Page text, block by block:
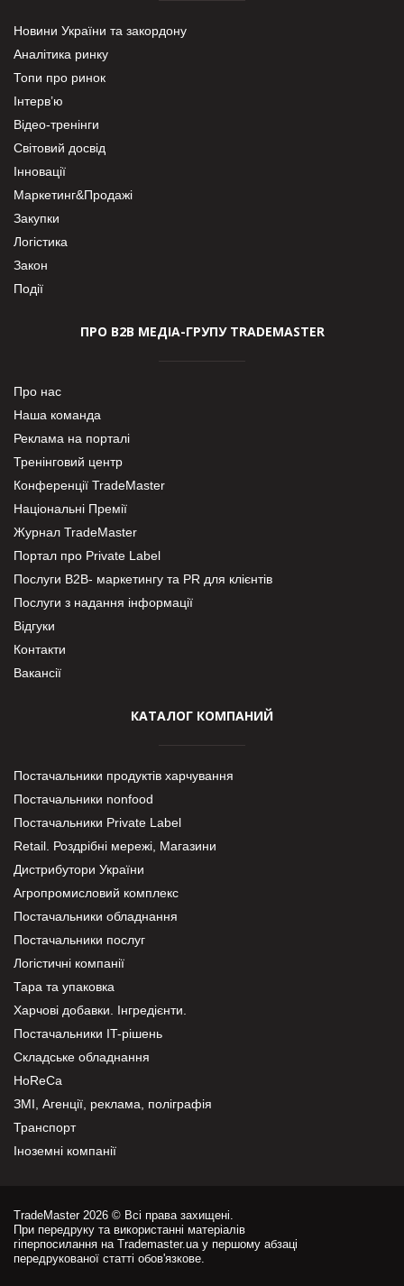
Новини України та закордону
Аналітика ринку
Топи про ринок
Інтерв’ю
Відео-тренінги
Світовий досвід
Інновації
Маркетинг&Продажі
Закупки
Логістика
Закон
Події
ПРО В2В МЕДІА-ГРУПУ TRADEMASTER
Про нас
Наша команда
Реклама на порталі
Тренінговий центр
Конференції TradeMaster
Національні Премії
Журнал TradeMaster
Портал про Private Label
Послуги В2В- маркетингу та PR для клієнтів
Послуги з надання інформації
Відгуки
Контакти
Вакансії
КАТАЛОГ КОМПАНИЙ
Постачальники продуктів харчування
Постачальники nonfood
Постачальники Private Label
Retail. Роздрібні мережі, Магазини
Дистрибутори України
Агропромисловий комплекс
Постачальники обладнання
Постачальники послуг
Логістичні компанії
Тара та упаковка
Харчові добавки. Інгредієнти.
Постачальники IT-рішень
Складське обладнання
HoReCa
ЗМІ, Агенції, реклама, поліграфія
Транспорт
Іноземні компанії
TradeMaster 2026 © Всі права захищені.
При передруку та використанні матеріалів
гіперпосилання на Trademaster.ua у першому абзаці
передрукованої статті обов'язкове.